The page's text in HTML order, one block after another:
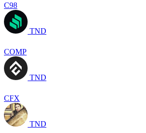
C98
TND
COMP
TND
CFX
TND